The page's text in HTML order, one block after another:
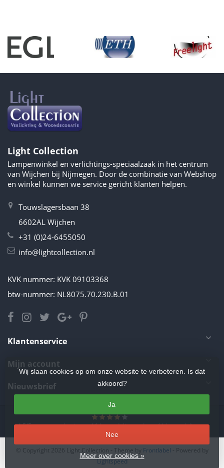
Light Collection
Lampenwinkel en verlichtings-speciaalzaak in het centrum
van Wijchen bij Nijmegen. Door de combinatie van Webshop
en winkel kunnen we service gericht klanten helpen.
Touwslagersbaan 38
6602AL Wijchen
+31 (0)24-6455050
info@lightcollection.nl
KVK nummer: KVK 09103368
btw-nummer: NL8075.70.230.B.01
Klantenservice
Mijn account
Nieuwsbrief
4.5/5sterren op basis van11beoordelingen.Lees 11 beoordelingen
Wij slaan cookies op om onze website te verbeteren. Is dat
akkoord?
Ja
Nee
Meer over cookies »
© Copyright 2026 Light Collection - Theme by Frontlabel - Powered by
Lightspeed